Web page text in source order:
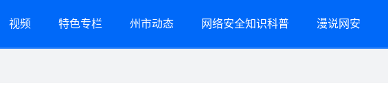
视频 特色专栏 州市动态 网络安全知识科普 漫说网安